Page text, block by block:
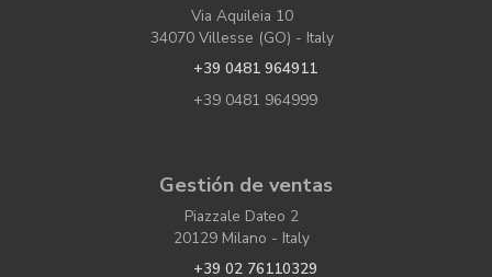
Via Aquileia 10
34070 Villesse (GO) - Italy
+39 0481 964911
+39 0481 964999
Gestión de ventas
Piazzale Dateo 2
20129 Milano - Italy
+39 02 76110329